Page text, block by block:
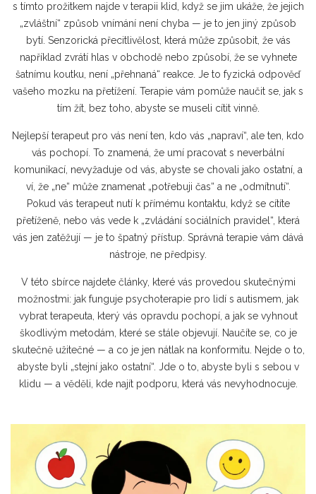
s tímto prožitkem najde v terapii klid, když se jim ukáže, že jejich
„zvláštní“ způsob vnímání není chyba — je to jen jiný způsob
bytí. Senzorická přecitlivělost, která může způsobit, že vás
například zvrátí hlas v obchodě nebo způsobí, že se vyhnete
šatnímu koutku, není „přehnaná“ reakce. Je to fyzická odpověď
vašeho mozku na přetížení. Terapie vám pomůže naučit se, jak s
tím žít, bez toho, abyste se museli cítit vinně.
Nejlepší terapeut pro vás není ten, kdo vás „napraví“, ale ten, kdo
vás pochopí. To znamená, že umí pracovat s neverbální
komunikací, nevyžaduje od vás, abyste se chovali jako ostatní, a
ví, že „ne“ může znamenat „potřebuji čas“ a ne „odmítnutí“.
Pokud vás terapeut nutí k přímému kontaktu, když se cítíte
přetíženě, nebo vás vede k „zvládání sociálních pravidel“, která
vás jen zatěžují — je to špatný přístup. Správná terapie vám dává
nástroje, ne předpisy.
V této sbírce najdete články, které vás provedou skutečnými
možnostmi: jak funguje psychoterapie pro lidí s autismem, jak
vybrat terapeuta, který vás opravdu pochopí, a jak se vyhnout
škodlivým metodám, které se stále objevují. Naučíte se, co je
skutečně užitečné — a co je jen nátlak na konformitu. Nejde o to,
abyste byli „stejní jako ostatní“. Jde o to, abyste byli s sebou v
klidu — a věděli, kde najít podporu, která vás nevyhodnocuje.